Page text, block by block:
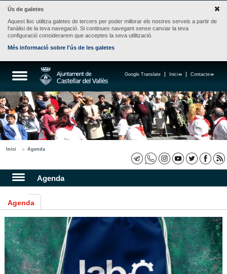
Ús de galetes
Aquest lloc utilitza galetes de tercers per poder millorar els nostres serveis a partir de
l'anàlisi de la teva navegació. Si continues navegant sense canviar la teva
configuració considerarem que acceptes la seva utilització.
Més informació sobre l'ús de les galetes
Contacte
Inici
Google Translate
Inici Agenda
Agenda
Agenda